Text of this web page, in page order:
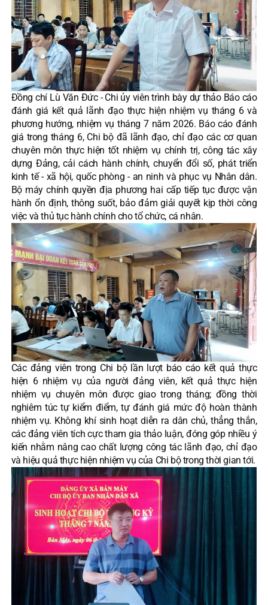
Đồng chí Lù Văn Đức - Chi ủy viên trình bày dự thảo Báo cáo
đánh giá kết quả lãnh đạo thực hiện nhiệm vụ tháng 6 và
phương hướng, nhiệm vụ tháng 7 năm 2026. Báo cáo đánh
giá trong tháng 6, Chi bộ đã lãnh đạo, chỉ đạo các cơ quan
chuyên môn thực hiện tốt nhiệm vụ chính trị, công tác xây
dựng Đảng, cải cách hành chính, chuyển đổi số, phát triển
kinh tế - xã hội, quốc phòng - an ninh và phục vụ Nhân dân.
Bộ máy chính quyền địa phương hai cấp tiếp tục được vận
hành ổn định, thông suốt, bảo đảm giải quyết kịp thời công
việc và thủ tục hành chính cho tổ chức, cá nhân.
Các đảng viên trong Chi bộ lần lượt báo cáo kết quả thực
hiện 6 nhiệm vụ của người đảng viên, kết quả thực hiện
nhiệm vụ chuyên môn được giao trong tháng; đồng thời
nghiêm túc tự kiểm điểm, tự đánh giá mức độ hoàn thành
nhiệm vụ. Không khí sinh hoạt diễn ra dân chủ, thẳng thắn,
các đảng viên tích cực tham gia thảo luận, đóng góp nhiều ý
kiến nhằm nâng cao chất lượng công tác lãnh đạo, chỉ đạo
và hiệu quả thực hiện nhiệm vụ của Chi bộ trong thời gian tới.